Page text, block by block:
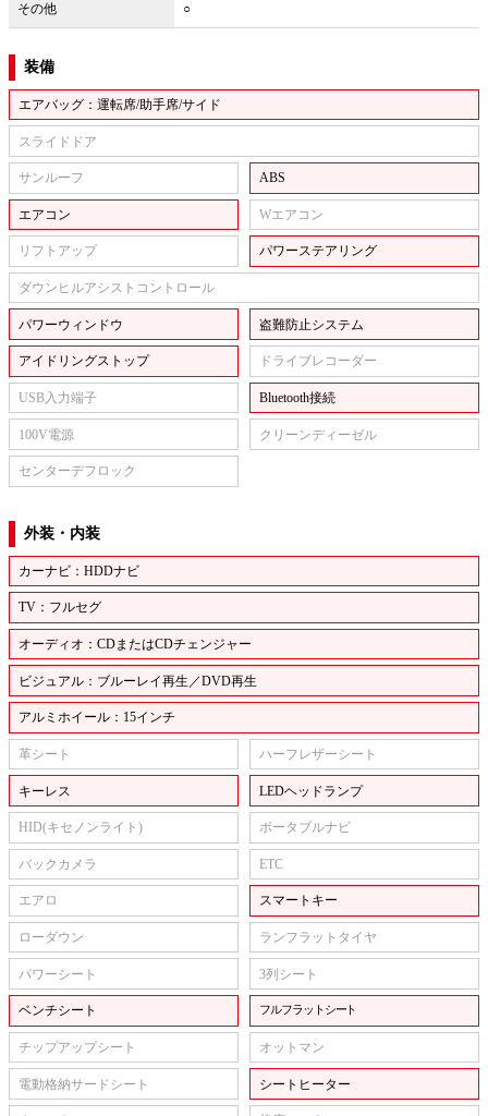
その他 ○
装備
エアバッグ：運転席/助手席/サイド
スライドドア
サンルーフ ABS
エアコン Wエアコン
リフトアップ パワーステアリング
ダウンヒルアシストコントロール
パワーウィンドウ 盗難防止システム
アイドリングストップ ドライブレコーダー
USB入力端子 Bluetooth接続
100V電源 クリーンディーゼル
センターデフロック
外装・内装
カーナビ：HDDナビ
TV：フルセグ
オーディオ：CDまたはCDチェンジャー
ビジュアル：ブルーレイ再生／DVD再生
アルミホイール：15インチ
革シート ハーフレザーシート
キーレス LEDヘッドランプ
HID(キセノンライト) ポータブルナビ
バックカメラ ETC
エアロ スマートキー
ローダウン ランフラットタイヤ
パワーシート 3列シート
ベンチシート フルフラットシート
チップアップシート オットマン
電動格納サードシート シートヒーター